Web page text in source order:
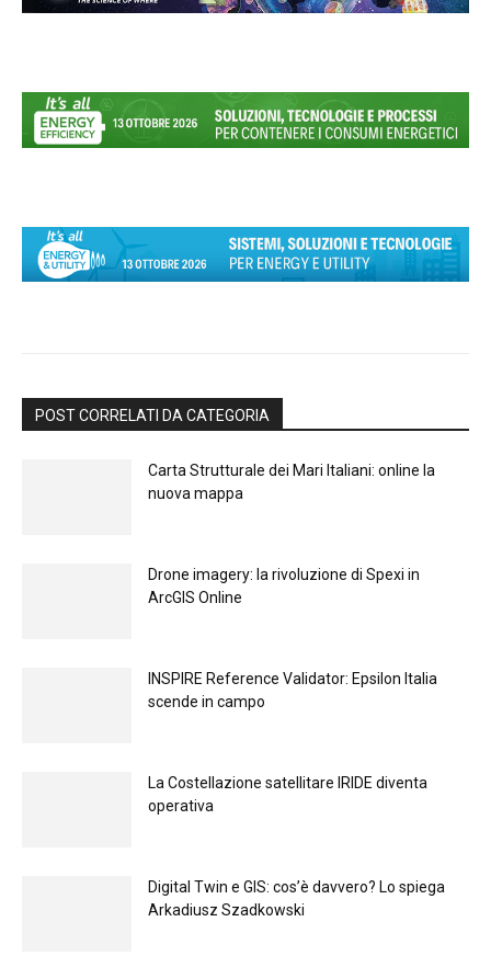
POST CORRELATI DA CATEGORIA
Carta Strutturale dei Mari Italiani: online la
nuova mappa
Drone imagery: la rivoluzione di Spexi in
ArcGIS Online
INSPIRE Reference Validator: Epsilon Italia
scende in campo
La Costellazione satellitare IRIDE diventa
operativa
Digital Twin e GIS: cos’è davvero? Lo spiega
Arkadiusz Szadkowski